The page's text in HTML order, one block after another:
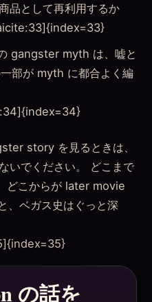
品として再利用するか
gangster myth は、嘘と
部が myth に都合よく編
story を見るときは、
いでください。 どこまで
どこからが later movie
、ベガス史はぐっと深
の話を